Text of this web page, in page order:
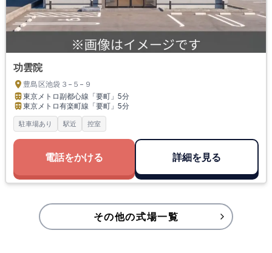
功雲院
豊島区池袋３−５−９
東京メトロ副都心線「要町」 5分
東京メトロ有楽町線「要町」 5分
駐車場あり 駅近 控室
電話をかける 詳細を見る
その他の式場一覧